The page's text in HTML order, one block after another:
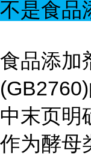
不是食品
食品添加
中末页明
作为酵母